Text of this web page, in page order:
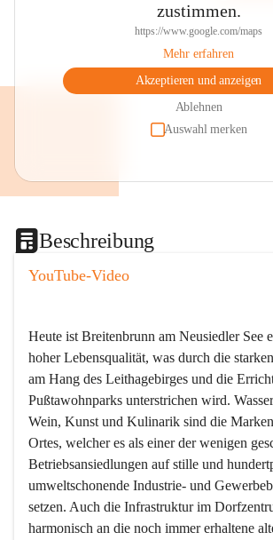
zustimmen.
https://www.google.com/maps
Mehr erfahren
Akzeptieren und anzeigen
Ablehnen
Auswahl merken
Beschreibung
YouTube-Video
Heute ist Breitenbrunn am Neusiedler See
hoher Lebensqualität, was durch die
am Hang des Leithagebirges und die
Pußtawohnparks unterstrichen wird.
Wein, Kunst und Kulinarik sind die
Ortes, welcher es als einer der wenigen
Betriebsansiedlungen auf stille und
umweltschonende Industrie- und
setzen. Auch die Infrastruktur im
harmonisch an die noch immer erhaltene